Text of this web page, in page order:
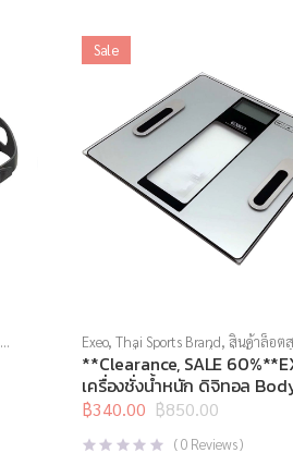
Sale
Exeo,Thai Sports Brand, สินค้าล็อต
อุปกรณ์เพื่อสุขภาพ,เครื่องชั่งน้ำหนัก,
น้ำหนักวัดไขมัน
**Clearance, SALE
เครื่องชั่งน้ำหนัก ดิจิทอล
EF972
฿850.00
Original
price
was:
฿340.00
Current
price
is:
(0 Reviews )